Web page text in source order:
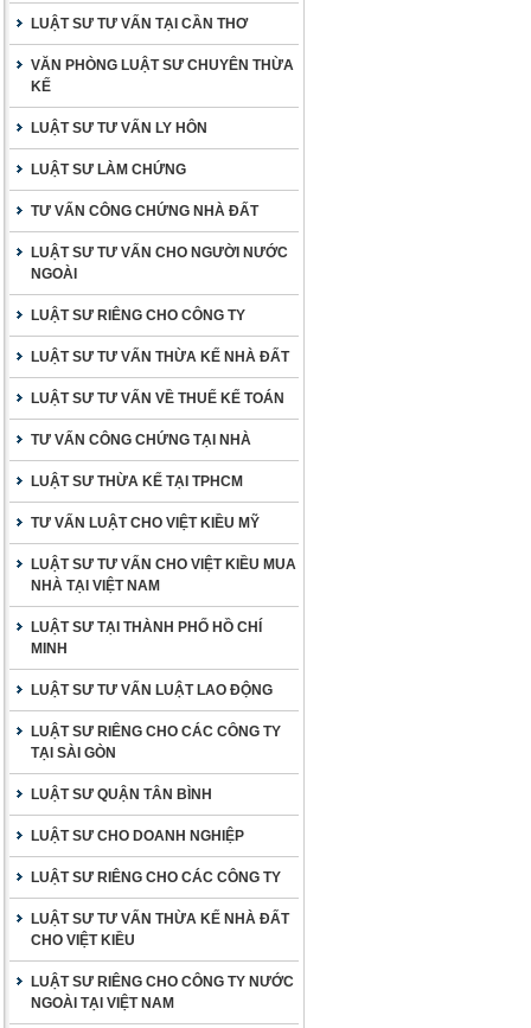
LUẬT SƯ TƯ VẤN TẠI CẦN THƠ
VĂN PHÒNG LUẬT SƯ CHUYÊN THỪA
KẾ
LUẬT SƯ TƯ VẤN LY HÔN
LUẬT SƯ LÀM CHỨNG
TƯ VẤN CÔNG CHỨNG NHÀ ĐẤT
LUẬT SƯ TƯ VẤN CHO NGƯỜI NƯỚC
NGOÀI
LUẬT SƯ RIÊNG CHO CÔNG TY
LUẬT SƯ TƯ VẤN THỪA KẾ NHÀ ĐẤT
LUẬT SƯ TƯ VẤN VỀ THUẾ KẾ TOÁN
TƯ VẤN CÔNG CHỨNG TẠI NHÀ
LUẬT SƯ THỪA KẾ TẠI TPHCM
TƯ VẤN LUẬT CHO VIỆT KIỀU MỸ
LUẬT SƯ TƯ VẤN CHO VIỆT KIỀU MUA
NHÀ TẠI VIỆT NAM
LUẬT SƯ TẠI THÀNH PHỐ HỒ CHÍ
MINH
LUẬT SƯ TƯ VẤN LUẬT LAO ĐỘNG
LUẬT SƯ RIÊNG CHO CÁC CÔNG TY
TẠI SÀI GÒN
LUẬT SƯ QUẬN TÂN BÌNH
LUẬT SƯ CHO DOANH NGHIỆP
LUẬT SƯ RIÊNG CHO CÁC CÔNG TY
LUẬT SƯ TƯ VẤN THỪA KẾ NHÀ ĐẤT
CHO VIỆT KIỀU
LUẬT SƯ RIÊNG CHO CÔNG TY NƯỚC
NGOÀI TẠI VIỆT NAM